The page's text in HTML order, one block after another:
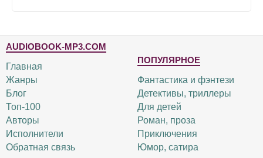
AUDIOBOOK-MP3.COM
Главная
Жанры
Блог
Топ-100
Авторы
Исполнители
Обратная связь
ПОПУЛЯРНОЕ
Фантастика и фэнтези
Детективы, триллеры
Для детей
Роман, проза
Приключения
Юмор, сатира